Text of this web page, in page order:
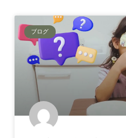
ブログ